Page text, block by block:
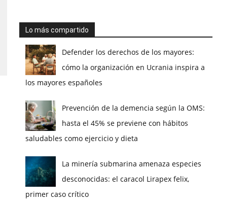
Lo más compartido
Defender los derechos de los mayores:
cómo la organización en Ucrania inspira a
los mayores españoles
Prevención de la demencia según la OMS:
hasta el 45% se previene con hábitos
saludables como ejercicio y dieta
La minería submarina amenaza especies
desconocidas: el caracol Lirapex felix,
primer caso crítico